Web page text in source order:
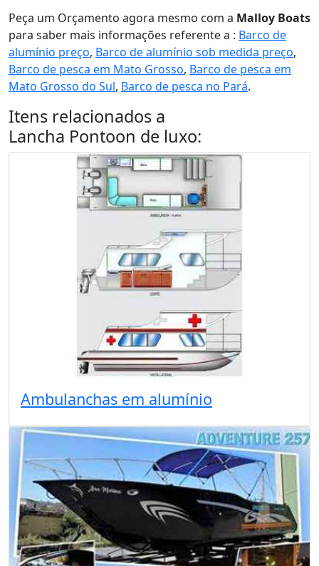
Peça um Orçamento agora mesmo com a Malloy Boats
para saber mais informações referente a : Barco de
alumínio preço, Barco de alumínio sob medida preço,
Barco de pesca em Mato Grosso, Barco de pesca em
Mato Grosso do Sul, Barco de pesca no Pará.
Itens relacionados a
Lancha Pontoon de luxo:
Ambulanchas em alumínio